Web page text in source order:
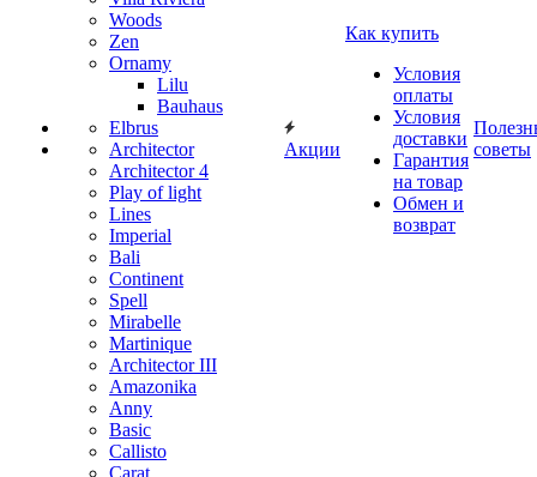
Woods
Zen
Ornamy
Lilu
Bauhaus
Elbrus
Architector
Architector 4
Play of light
Lines
Imperial
Bali
Continent
Spell
Mirabelle
Martinique
Architector III
Amazonika
Anny
Basic
Callisto
Carat
Акции
Как купить
Условия
оплаты
Условия
доставки
Гарантия
на товар
Обмен и
возврат
советы